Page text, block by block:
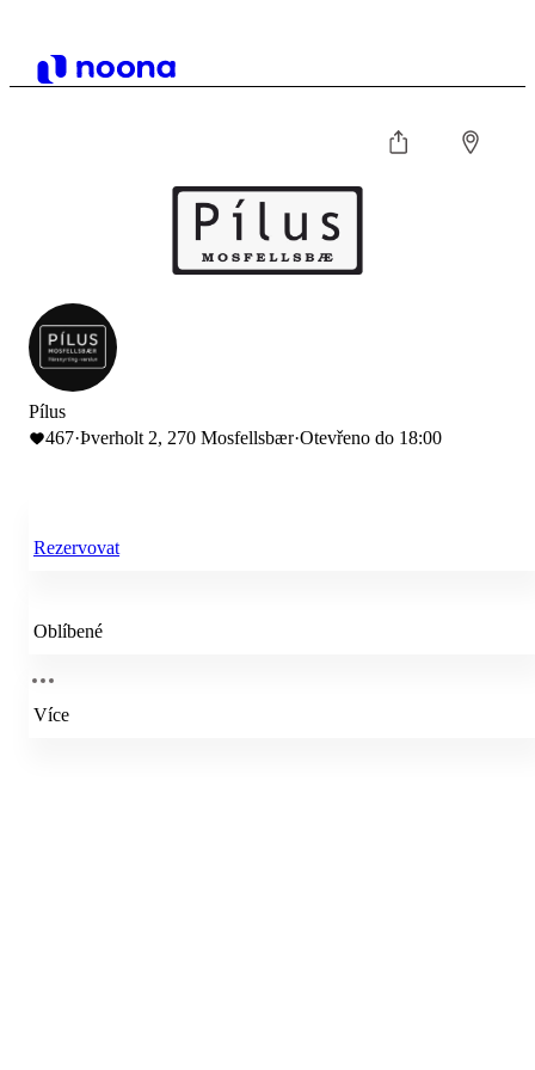
Pílus
467·Þverholt 2, 270 Mosfellsbær·Otevřeno do 18:00
Rezervovat
Oblíbené
Více